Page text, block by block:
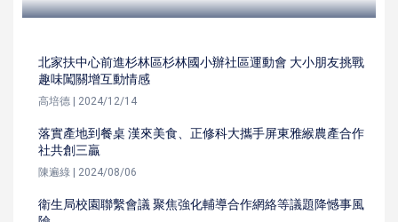
北家扶中心前進杉林區杉林國小辦社區運動會 大小朋友挑戰
趣味闖關增互動情感
高培德 | 2024/12/14
落實產地到餐桌 漢來美食、正修科大攜手屏東雅緱農產合作
社共創三贏
陳遍綠 | 2024/08/06
衛生局校園聯繫會議 聚焦強化輔導合作網絡等議題降憾事風